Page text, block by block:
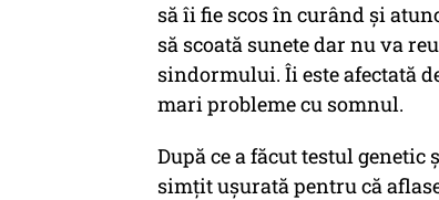
să îi fie scos în curând şi
să scoată sunete dar nu va
sindormului. Îi este afectată
mari probleme cu somnul.
După ce a făcut testul
simţit uşurată pentru că